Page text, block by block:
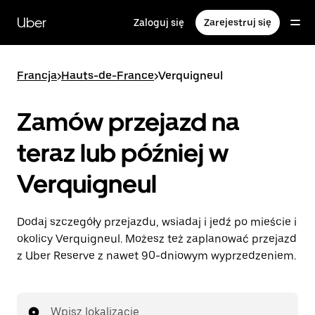
głównej
zawartości
Uber Zaloguj się Zarejestruj się
Francja>Hauts-de-France>Verquigneul
Zamów przejazd na
teraz lub później w
Verquigneul
Dodaj szczegóły przejazdu, wsiadaj i jedź po mieście i
okolicy Verquigneul. Możesz też zaplanować przejazd
z Uber Reserve z nawet 90-dniowym wyprzedzeniem.
Wpisz lokalizację